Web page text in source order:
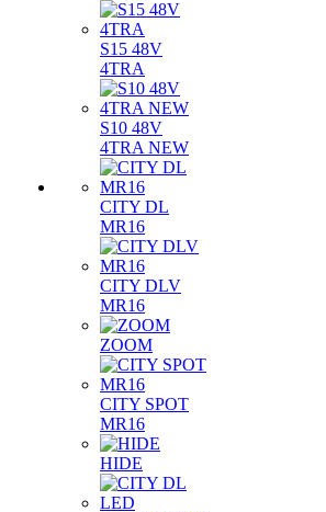
S15 48V
4TRA
S10 48V
4TRA NEW
CITY DL
MR16
CITY DLV
MR16
ZOOM
CITY SPOT
MR16
HIDE